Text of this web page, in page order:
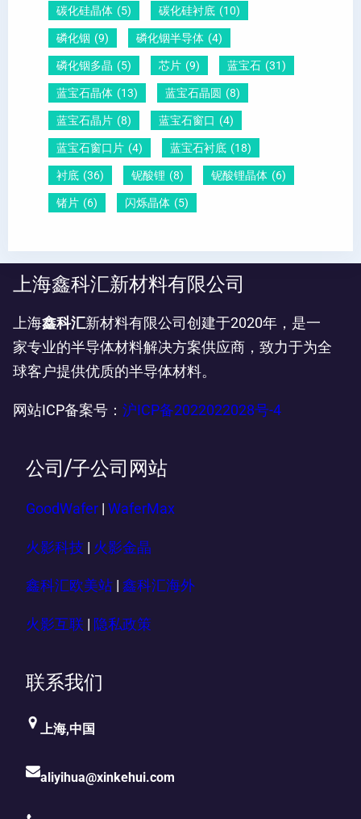
碳化硅晶体 (5) 碳化硅衬底 (10)
磷化铟 (9) 磷化铟半导体 (4)
磷化铟多晶 (5) 芯片 (9) 蓝宝石 (31)
蓝宝石晶体 (13) 蓝宝石晶圆 (8)
蓝宝石晶片 (8) 蓝宝石窗口 (4)
蓝宝石窗口片 (4) 蓝宝石衬底 (18)
衬底 (36) 铌酸锂 (8) 铌酸锂晶体 (6)
锗片 (6) 闪烁晶体 (5)
上海鑫科汇新材料有限公司
上海鑫科汇新材料有限公司创建于2020年，是一
家专业的半导体材料解决方案供应商，致力于为全
球客户提供优质的半导体材料。
网站ICP备案号： 沪ICP备2022022028号-4
公司/子公司网站
GoodWafer WaferMax
火影科技 | 火影金晶
鑫科汇欧美站 鑫科汇海外
火影互联 隐私政策
联系我们
上海,中国
aliyihua@xinkehui.com